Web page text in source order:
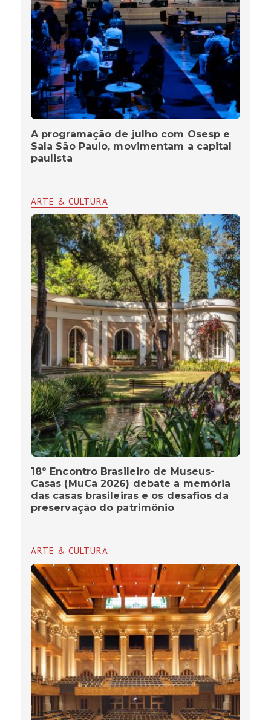
A programação de julho com Osesp e
Sala São Paulo, movimentam a capital
paulista
ARTE & CULTURA
18º Encontro Brasileiro de Museus-
Casas (MuCa 2026) debate a memória
das casas brasileiras e os desafios da
preservação do patrimônio
ARTE & CULTURA